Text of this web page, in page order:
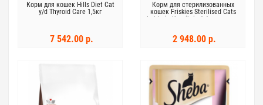
Корм для кошек Hills Diet Cat
y/d Thyroid Care 1,5кг
7 542.00 р.
Корм для стерилизованных
кошек Friskies Sterilised Cats
Lohta ja Kasviksia 1,4 кг лосось
2 948.00 р.